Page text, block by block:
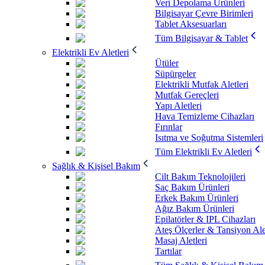
Veri Depolama Ürünleri
Bilgisayar Çevre Birimleri
Tablet Aksesuarları
Tüm Bilgisayar & Tablet
Elektrikli Ev Aletleri
Ütüler
Süpürgeler
Elektrikli Mutfak Aletleri
Mutfak Gereçleri
Yapı Aletleri
Hava Temizleme Cihazları
Fırınlar
Isıtma ve Soğutma Sistemleri
Tüm Elektrikli Ev Aletleri
Sağlık & Kişisel Bakım
Cilt Bakım Teknolojileri
Saç Bakım Ürünleri
Erkek Bakım Ürünleri
Ağız Bakım Ürünleri
Epilatörler & IPL Cihazları
Ateş Ölçerler & Tansiyon
Masaj Aletleri
Tartılar